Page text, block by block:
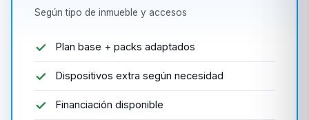
Según tipo de inmueble y accesos
Plan base + packs adaptados
Dispositivos extra según necesidad
Financiación disponible